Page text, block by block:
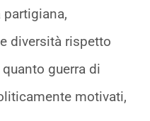
partigiana,
diversità rispetto
guerra di
motivati,